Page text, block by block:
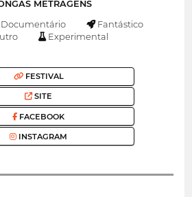
METRAGENS
Documentário
Fantástico
Experimental
FESTIVAL
SITE
FACEBOOK
INSTAGRAM